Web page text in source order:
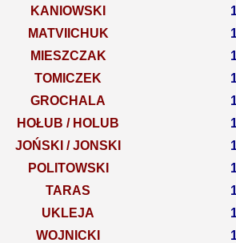
KANIOWSKI
MATVIICHUK
MIESZCZAK
TOMICZEK
GROCHALA
HOŁUB / HOLUB
JOŃSKI / JONSKI
POLITOWSKI
TARAS
UKLEJA
WOJNICKI